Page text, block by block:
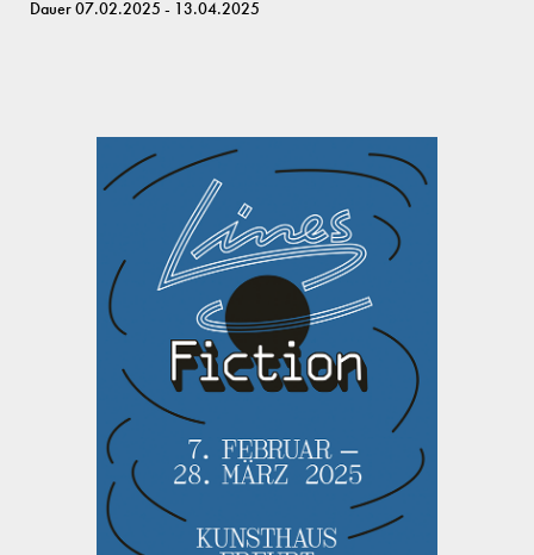
Dauer 07.02.2025 - 13.04.2025